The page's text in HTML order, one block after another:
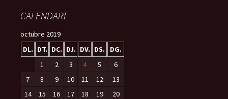
k
ix
CALENDARI
octubre 2019
DL. DT. DC. DJ. DV. DS. DG.
1 2 3 4 5
6
7
8 9 10 11 12
13
14
15 16 17 18 19
20